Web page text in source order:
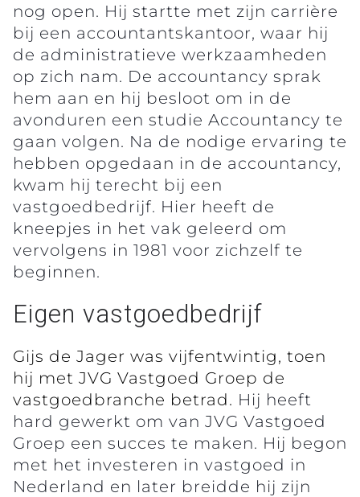
nog open. Hij startte met zijn carrière
bij een accountantskantoor, waar hij
de administratieve werkzaamheden
op zich nam. De accountancy sprak
hem aan en hij besloot om in de
avonduren een studie Accountancy te
gaan volgen. Na de nodige ervaring te
hebben opgedaan in de accountancy,
kwam hij terecht bij een
vastgoedbedrijf. Hier heeft de
kneepjes in het vak geleerd om
vervolgens in 1981 voor zichzelf te
beginnen.
Eigen vastgoedbedrijf
Gijs de Jager was vijfentwintig, toen
hij met JVG Vastgoed Groep de
vastgoedbranche betrad. Hij heeft
hard gewerkt om van JVG Vastgoed
Groep een succes te maken. Hij begon
met het investeren in vastgoed in
Nederland en later breidde hij zijn